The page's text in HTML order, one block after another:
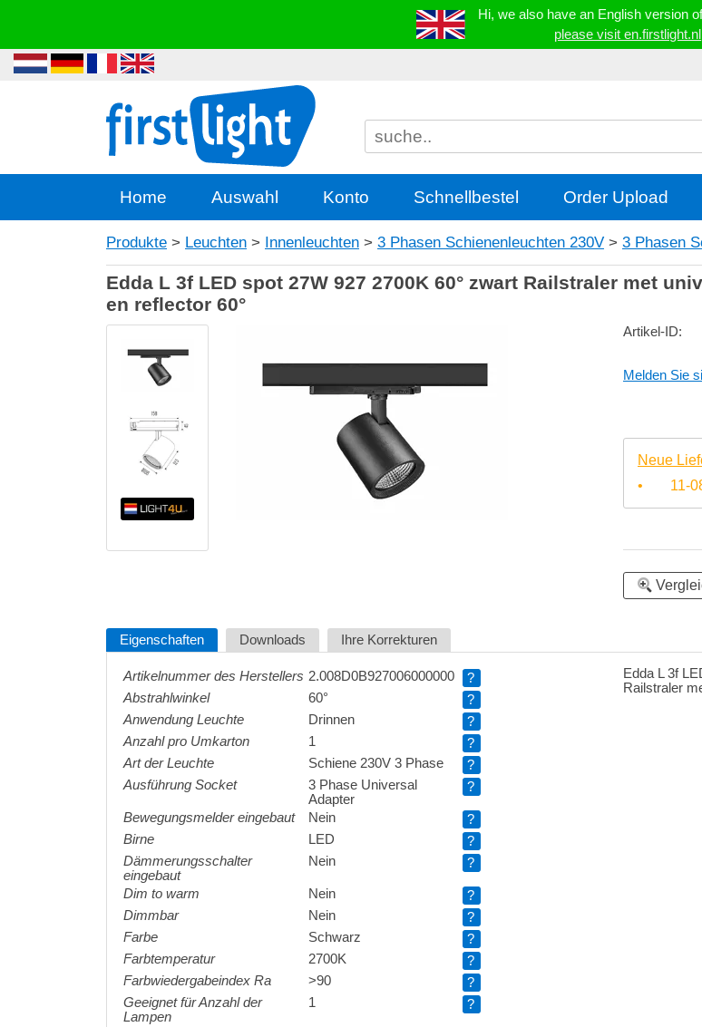
Hi, we also have an English version
please visit en.firstlight.nl
Home Auswahl Konto Schnellbestel Order Upload
Produkte > Leuchten > Innenleuchten > 3 Phasen Schienenleuchten 230V > 3 Phasen
Edda L 3f LED spot 27W 927 2700K 60° zwart Railstraler met
en reflector 60°
Artikel-ID:
Melden Sie
Neue
•
11-
Eigenschaften Downloads Ihre Korrekturen
Artikelnummer des Herstellers 2.008D0B927006000000
?
Abstrahlwinkel
60°
?
Anwendung Leuchte
Drinnen
?
Anzahl pro Umkarton
1
?
Art der Leuchte
Schiene 230V 3 Phase
?
Ausführung Socket
3 Phase Universal
Adapter
?
Bewegungsmelder eingebaut Nein
?
Birne
LED
?
Dämmerungsschalter
eingebaut
Nein ?
Dim to warm Nein
?
Dimmbar
Nein
?
Farbe
Schwarz
?
Farbtemperatur
2700K
?
Farbwiedergabeindex Ra
>90
?
Geeignet für Anzahl der
Lampen
1 ?
Edda L 3f
Railstraler